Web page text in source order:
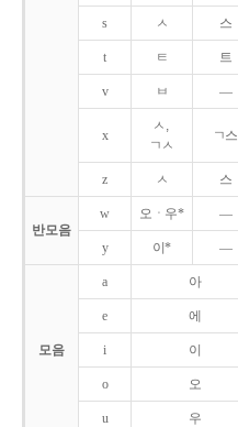
s ㅅ 스
t ㅌ 트
v ㅂ ―
x
ㅅ,
ㄱㅅ
ㄱ스
z ㅅ 스
반모음
w 오ㆍ우* ―
y 이* ―
모음
a 아
e 에
i 이
o 오
u 우